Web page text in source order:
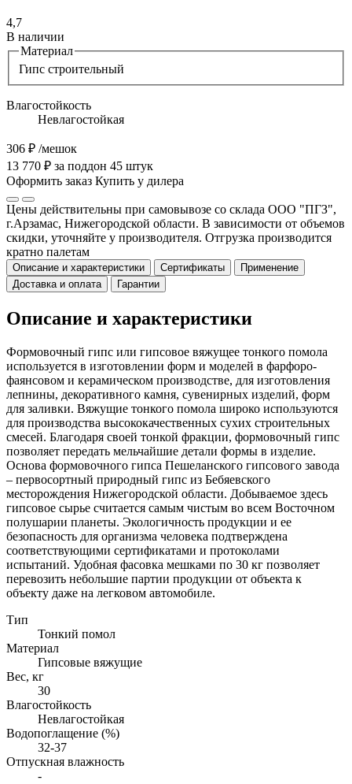
4,7
В наличии
Материал
Гипс строительный
Влагостойкость
Невлагостойкая
306 ₽ /мешок
13 770 ₽ за поддон 45 штук
Оформить заказ Купить у дилера
Цены действительны при самовывозе со склада ООО "ПГЗ",
г.Арзамас, Нижегородской области. В зависимости от объемов
скидки, уточняйте у производителя. Отгрузка производится
кратно палетам
Описание и характеристики Сертификаты
Применение
Доставка и оплата
Гарантии
Описание и характеристики
Формовочный гипс или гипсовое вяжущее тонкого помола
используется в изготовлении форм и моделей в фарфоро-
фаянсовом и керамическом производстве, для изготовления
лепнины, декоративного камня, сувенирных изделий, форм
для заливки. Вяжущие тонкого помола широко используются
для производства высококачественных сухих строительных
смесей. Благодаря своей тонкой фракции, формовочный гипс
позволяет передать мельчайшие детали формы в изделие.
Основа формовочного гипса Пешеланского гипсового завода
– первосортный природный гипс из Бебяевского
месторождения Нижегородской области. Добываемое здесь
гипсовое сырье считается самым чистым во всем Восточном
полушарии планеты. Экологичность продукции и ее
безопасность для организма человека подтверждена
соответствующими сертификатами и протоколами
испытаний. Удобная фасовка мешками по 30 кг позволяет
перевозить небольшие партии продукции от объекта к
объекту даже на легковом автомобиле.
Тип
Тонкий помол
Материал
Гипсовые вяжущие
Вес, кг
30
Влагостойкость
Невлагостойкая
Водопоглащение (%)
32-37
Отпускная влажность
-